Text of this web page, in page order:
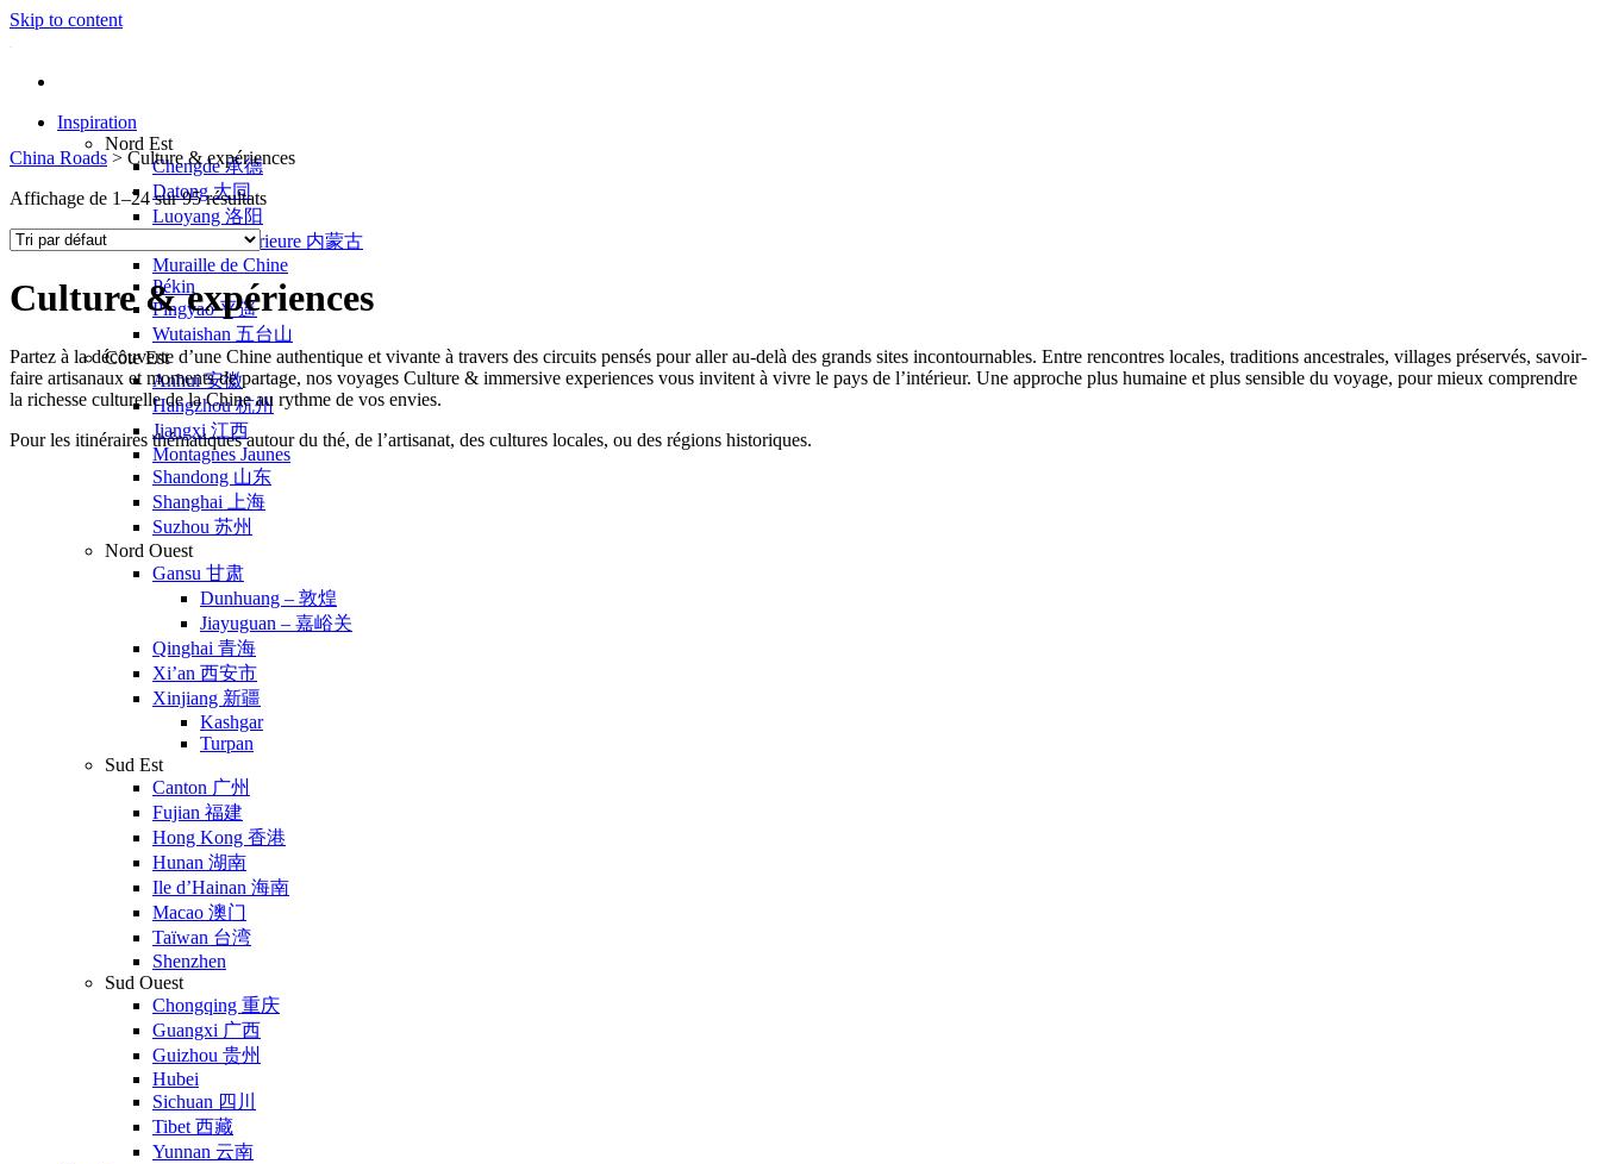
Skip to content
Inspiration
Nord Est
Chengde 承德
Datong 大同
Luoyang 洛阳
Mongolie Intérieure 内蒙古
Muraille de Chine
Pékin
Pingyao 平遥
Wutaishan 五台山
Côte Est
Anhui 安徽
Hangzhou 杭州
Jiangxi 江西
Montagnes Jaunes
Shandong 山东
Shanghai 上海
Suzhou 苏州
Nord Ouest
Gansu 甘肃
Dunhuang – 敦煌
Jiayuguan – 嘉峪关
Qinghai 青海
Xi’an 西安市
Xinjiang 新疆
Kashgar
Turpan
Sud Est
Canton 广州
Fujian 福建
Hong Kong 香港
Hunan 湖南
Ile d’Hainan 海南
Macao 澳门
Taïwan 台湾
Shenzhen
Sud Ouest
Chongqing 重庆
Guangxi 广西
Guizhou 贵州
Hubei
Sichuan 四川
Tibet 西藏
Yunnan 云南
China Roads > Culture & expériences
Affichage de 1–24 sur 95 résultats
Culture & expériences
Partez à la découverte d’une Chine authentique et vivante à travers des circuits pensés pour aller au-delà des grands sites incontournables. Entre rencontres locales, traditions ancestrales, villages préservés, savoir-
faire artisanaux et moments de partage, nos voyages Culture & immersive experiences vous invitent à vivre le pays de l’intérieur. Une approche plus humaine et plus sensible du voyage, pour mieux comprendre
la richesse culturelle de la Chine au rythme de vos envies.
Pour les itinéraires thématiques autour du thé, de l’artisanat, des cultures locales, ou des régions historiques.